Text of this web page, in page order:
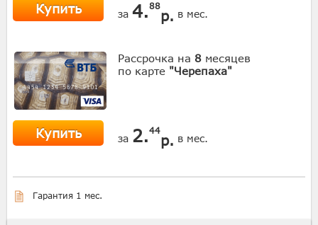
Купить за 4.88
р. в мес.
Рассрочка на 8 месяцев
по карте "Черепаха"
Купить за 2.44
р. в мес.
Гарантия 1 мес.